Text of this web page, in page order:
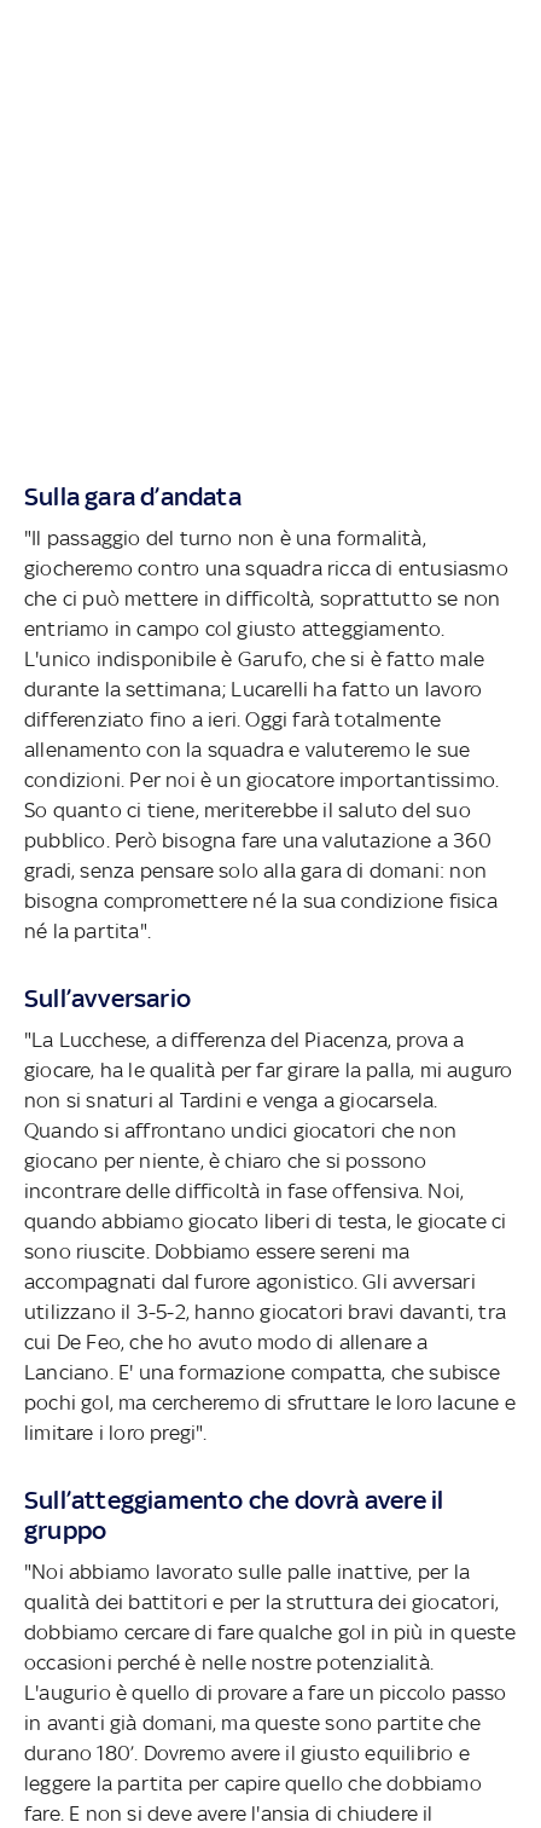
Sulla gara d’andata
"Il passaggio del turno non è una formalità,
giocheremo contro una squadra ricca di entusiasmo
che ci può mettere in difficoltà, soprattutto se non
entriamo in campo col giusto atteggiamento.
L'unico indisponibile è Garufo, che si è fatto male
durante la settimana; Lucarelli ha fatto un lavoro
differenziato fino a ieri. Oggi farà totalmente
allenamento con la squadra e valuteremo le sue
condizioni. Per noi è un giocatore importantissimo.
So quanto ci tiene, meriterebbe il saluto del suo
pubblico. Però bisogna fare una valutazione a 360
gradi, senza pensare solo alla gara di domani: non
bisogna compromettere né la sua condizione fisica
né la partita".
Sull’avversario
"La Lucchese, a differenza del Piacenza, prova a
giocare, ha le qualità per far girare la palla, mi auguro
non si snaturi al Tardini e venga a giocarsela.
Quando si affrontano undici giocatori che non
giocano per niente, è chiaro che si possono
incontrare delle difficoltà in fase offensiva. Noi,
quando abbiamo giocato liberi di testa, le giocate ci
sono riuscite. Dobbiamo essere sereni ma
accompagnati dal furore agonistico. Gli avversari
utilizzano il 3-5-2, hanno giocatori bravi davanti, tra
cui De Feo, che ho avuto modo di allenare a
Lanciano. E' una formazione compatta, che subisce
pochi gol, ma cercheremo di sfruttare le loro lacune e
limitare i loro pregi".
Sull’atteggiamento che dovrà avere il
gruppo
"Noi abbiamo lavorato sulle palle inattive, per la
qualità dei battitori e per la struttura dei giocatori,
dobbiamo cercare di fare qualche gol in più in queste
occasioni perché è nelle nostre potenzialità.
L'augurio è quello di provare a fare un piccolo passo
in avanti già domani, ma queste sono partite che
durano 180’. Dovremo avere il giusto equilibrio e
leggere la partita per capire quello che dobbiamo
fare. E non si deve avere l'ansia di chiudere il